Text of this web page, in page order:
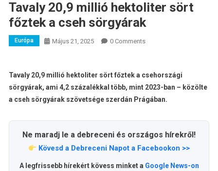
Tavaly 20,9 millió hektoliter sört
főztek a cseh sörgyárak
Európa Május 21, 2025 0 Comments
Tavaly 20,9 millió hektoliter sört főztek a csehországi
sörgyárak, ami 4,2 százalékkal több, mint 2023-ban – közölte
a cseh sörgyárak szövetsége szerdán Prágában.
Ne maradj le a debreceni és országos hírekről!
Kövesd a Debreceni Napot a Facebookon >>
A legfrissebb hírekért kövess minket a Google News-on